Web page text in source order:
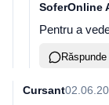
SoferOnline
Pentru a
Răspunde
Cursant